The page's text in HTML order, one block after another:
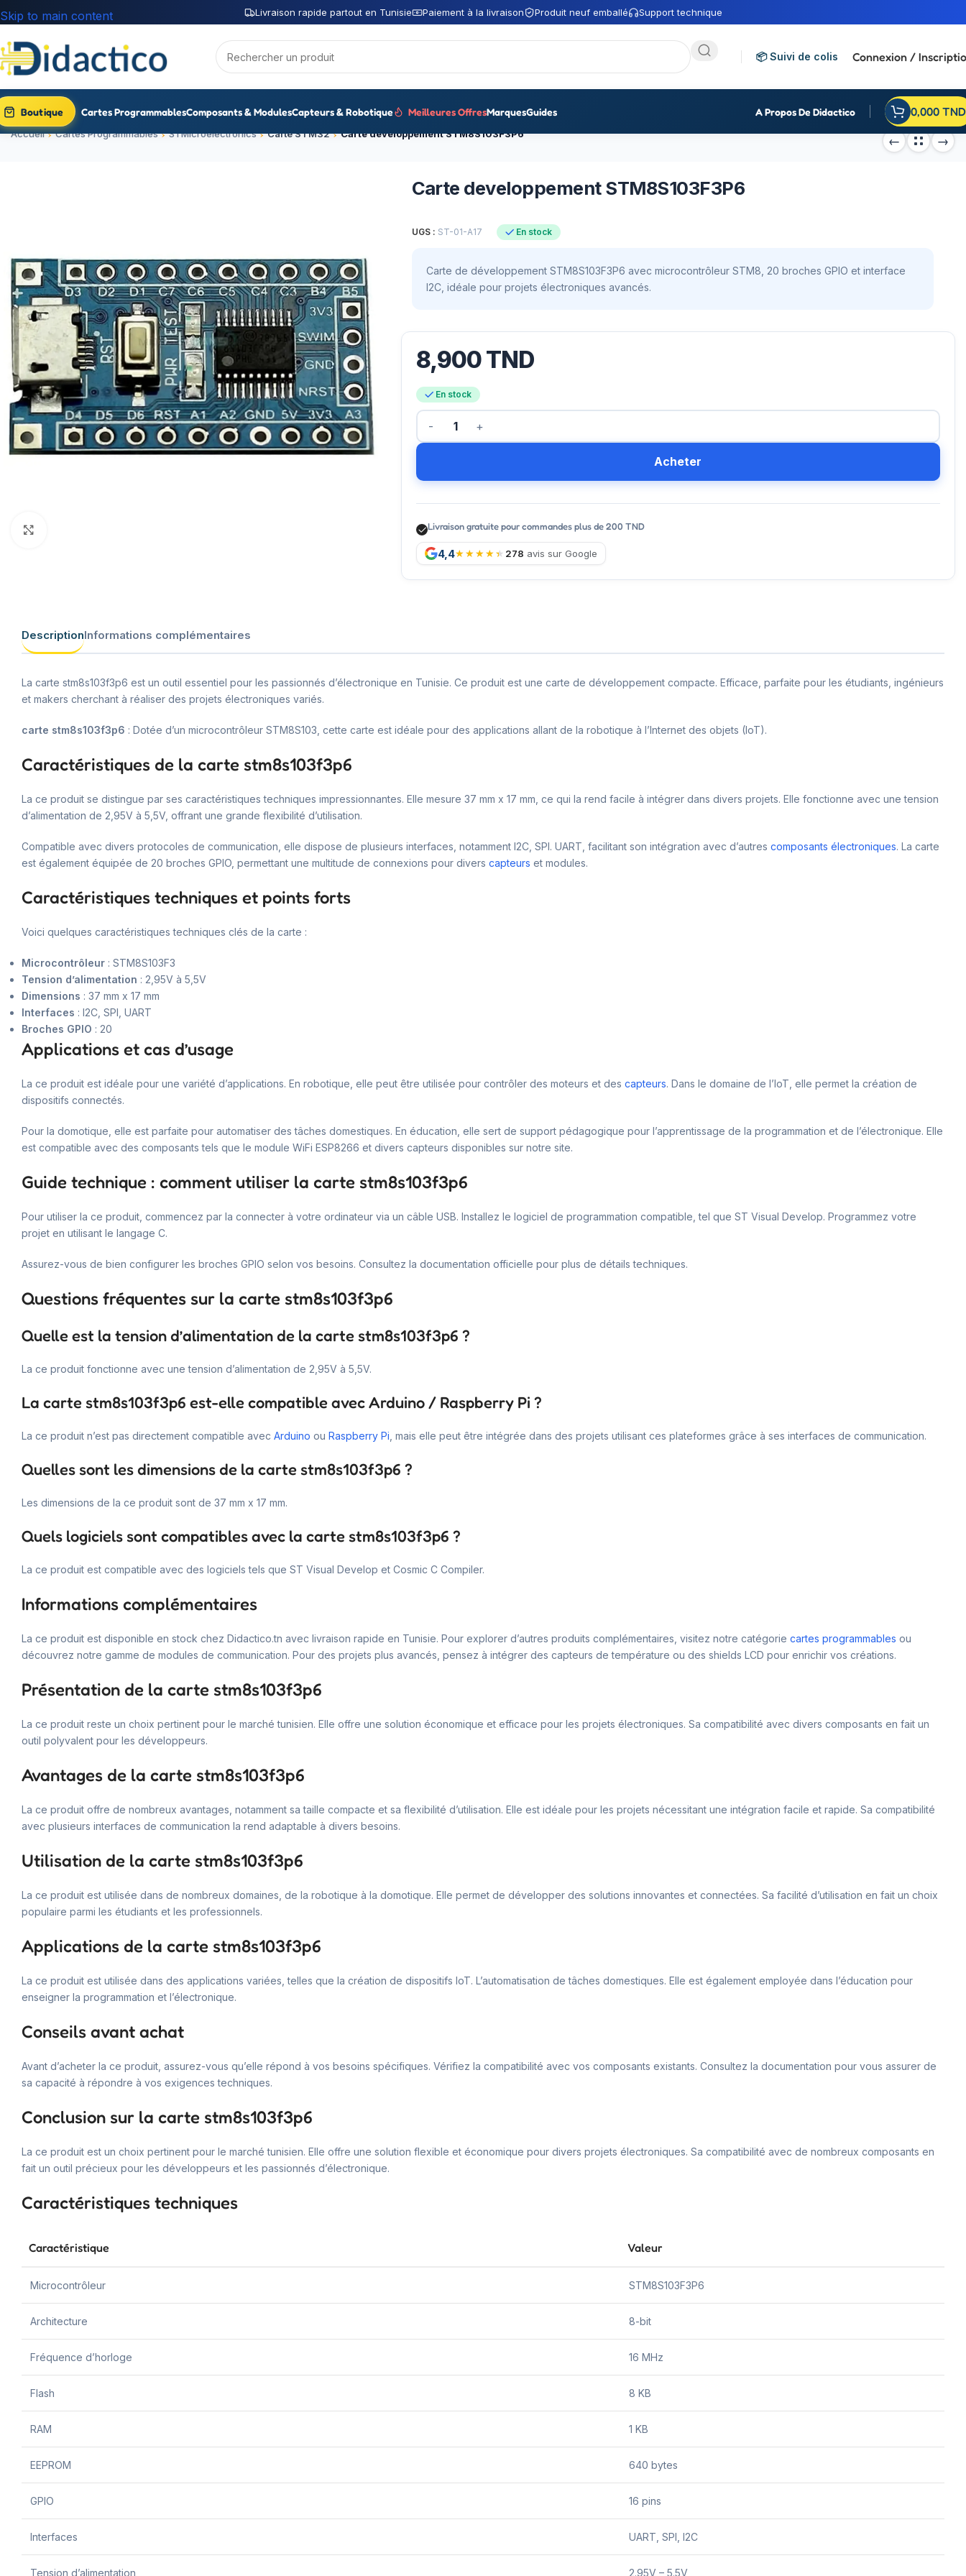
Livraison rapide partout en Tunisie Paiement à la livraison Produit neuf emballé Support technique
Skip to main content
📦 Suivi de colis Connexion /
Boutique Cartes ProgrammablesComposants & ModulesCapteurs & Robotique Meilleures OffresMarquesGuides A Propos De Didactico 0,000 TND
Accueil Cartes Programmables STMicroelectronics Carte STM32 Carte developpement STM8S103F3P6
Carte developpement STM8S103F3P6
UGS : ST-01-A17 En stock
Carte de développement STM8S103F3P6 avec microcontrôleur STM8, 20 broches GPIO et interface
I2C, idéale pour projets électroniques avancés.
8,900TND
En stock
Acheter
Livraison gratuite pour commandes plus de 200 TND
4,4 278 avis sur Google
DescriptionInformations complémentaires
La carte stm8s103f3p6 est un outil essentiel pour les passionnés d’électronique en Tunisie. Ce produit est une carte de développement compacte. Efficace, parfaite pour les étudiants, ingénieurs
et makers cherchant à réaliser des projets électroniques variés.
carte stm8s103f3p6 : Dotée d’un microcontrôleur STM8S103, cette carte est idéale pour des applications allant de la robotique à l’Internet des objets (IoT).
Caractéristiques de la carte stm8s103f3p6
La ce produit se distingue par ses caractéristiques techniques impressionnantes. Elle mesure 37 mm x 17 mm, ce qui la rend facile à intégrer dans divers projets. Elle fonctionne avec une tension
d’alimentation de 2,95V à 5,5V, offrant une grande flexibilité d’utilisation.
Compatible avec divers protocoles de communication, elle dispose de plusieurs interfaces, notamment I2C, SPI. UART, facilitant son intégration avec d’autres composants électroniques. La carte
est également équipée de 20 broches GPIO, permettant une multitude de connexions pour divers capteurs et modules.
Caractéristiques techniques et points forts
Voici quelques caractéristiques techniques clés de la carte :
Microcontrôleur : STM8S103F3
Tension d’alimentation : 2,95V à 5,5V
Dimensions : 37 mm x 17 mm
Interfaces : I2C, SPI, UART
Broches GPIO : 20
Applications et cas d’usage
La ce produit est idéale pour une variété d’applications. En robotique, elle peut être utilisée pour contrôler des moteurs et des capteurs. Dans le domaine de l’IoT, elle permet la création de
dispositifs connectés.
Pour la domotique, elle est parfaite pour automatiser des tâches domestiques. En éducation, elle sert de support pédagogique pour l’apprentissage de la programmation et de l’électronique. Elle
est compatible avec des composants tels que le module WiFi ESP8266 et divers capteurs disponibles sur notre site.
Guide technique : comment utiliser la carte stm8s103f3p6
Pour utiliser la ce produit, commencez par la connecter à votre ordinateur via un câble USB. Installez le logiciel de programmation compatible, tel que ST Visual Develop. Programmez votre
projet en utilisant le langage C.
Assurez-vous de bien configurer les broches GPIO selon vos besoins. Consultez la documentation officielle pour plus de détails techniques.
Questions fréquentes sur la carte stm8s103f3p6
Quelle est la tension d’alimentation de la carte stm8s103f3p6 ?
La ce produit fonctionne avec une tension d’alimentation de 2,95V à 5,5V.
La carte stm8s103f3p6 est-elle compatible avec Arduino / Raspberry Pi ?
La ce produit n’est pas directement compatible avec Arduino ou Raspberry Pi , mais elle peut être intégrée dans des projets utilisant ces plateformes grâce à ses interfaces de communication.
Quelles sont les dimensions de la carte stm8s103f3p6 ?
Les dimensions de la ce produit sont de 37 mm x 17 mm.
Quels logiciels sont compatibles avec la carte stm8s103f3p6 ?
La ce produit est compatible avec des logiciels tels que ST Visual Develop et Cosmic C Compiler.
Informations complémentaires
La ce produit est disponible en stock chez Didactico.tn avec livraison rapide en Tunisie. Pour explorer d’autres produits complémentaires, visitez notre catégorie cartes programmables ou
découvrez notre gamme de modules de communication. Pour des projets plus avancés, pensez à intégrer des capteurs de température ou des shields LCD pour enrichir vos créations.
Présentation de la carte stm8s103f3p6
La ce produit reste un choix pertinent pour le marché tunisien. Elle offre une solution économique et efficace pour les projets électroniques. Sa compatibilité avec divers composants en fait un
outil polyvalent pour les développeurs.
Avantages de la carte stm8s103f3p6
La ce produit offre de nombreux avantages, notamment sa taille compacte et sa flexibilité d’utilisation. Elle est idéale pour les projets nécessitant une intégration facile et rapide. Sa compatibilité
avec plusieurs interfaces de communication la rend adaptable à divers besoins.
Utilisation de la carte stm8s103f3p6
La ce produit est utilisée dans de nombreux domaines, de la robotique à la domotique. Elle permet de développer des solutions innovantes et connectées. Sa facilité d’utilisation en fait un choix
populaire parmi les étudiants et les professionnels.
Applications de la carte stm8s103f3p6
La ce produit est utilisée dans des applications variées, telles que la création de dispositifs IoT. L’automatisation de tâches domestiques. Elle est également employée dans l’éducation pour
enseigner la programmation et l’électronique.
Conseils avant achat
Avant d’acheter la ce produit, assurez-vous qu’elle répond à vos besoins spécifiques. Vérifiez la compatibilité avec vos composants existants. Consultez la documentation pour vous assurer de
sa capacité à répondre à vos exigences techniques.
Conclusion sur la carte stm8s103f3p6
La ce produit est un choix pertinent pour le marché tunisien. Elle offre une solution flexible et économique pour divers projets électroniques. Sa compatibilité avec de nombreux composants en
fait un outil précieux pour les développeurs et les passionnés d’électronique.
Caractéristiques techniques
Caractéristique Valeur
Microcontrôleur STM8S103F3P6
Architecture 8-bit
Fréquence d’horloge 16 MHz
Flash 8 KB
RAM 1 KB
EEPROM 640 bytes
GPIO 16 pins
Interfaces UART, SPI, I2C
Tension d’alimentation 2.95V – 5.5V